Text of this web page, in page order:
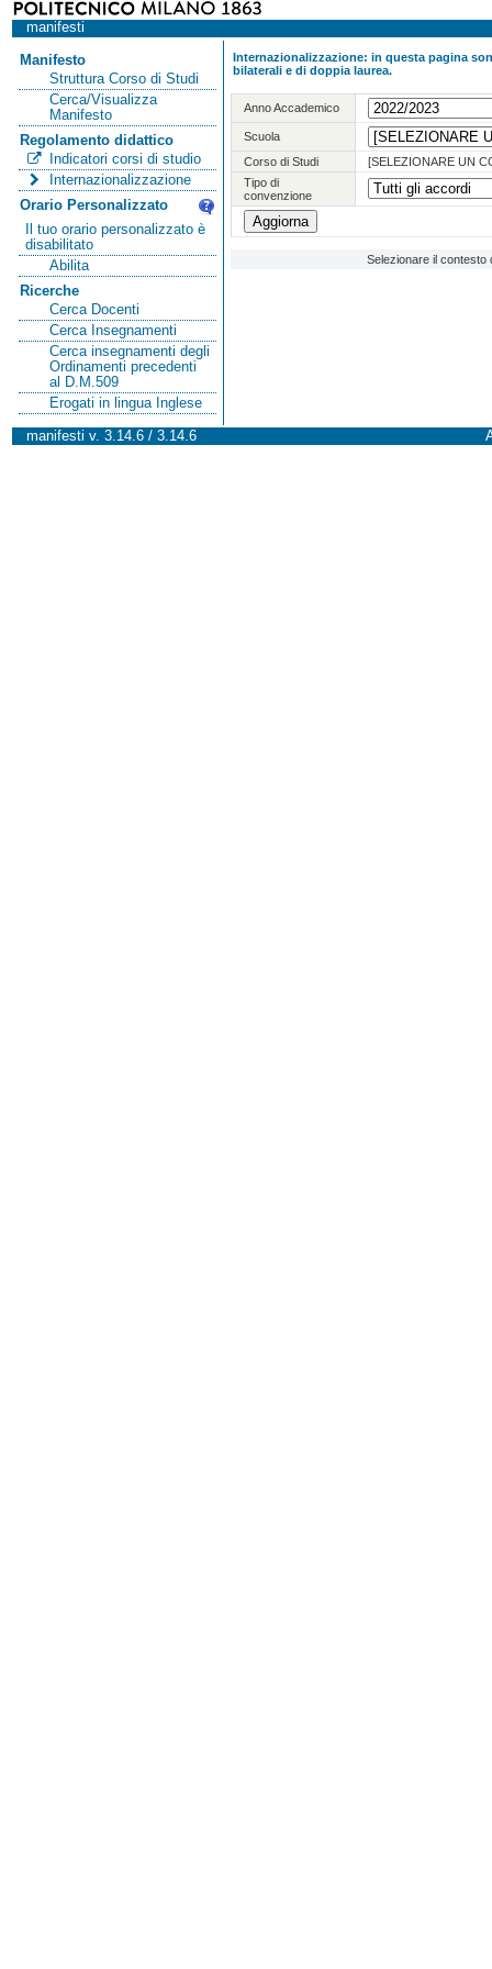
manifesti
Manifesto
Struttura Corso di Studi
Cerca/Visualizza
Manifesto
Regolamento didattico
Indicatori corsi di studio
Internazionalizzazione
Orario Personalizzato
Il tuo orario personalizzato è
disabilitato
Abilita
Ricerche
Cerca Docenti
Cerca Insegnamenti
Cerca insegnamenti degli
Ordinamenti precedenti
al D.M.509
Erogati in lingua Inglese
Internazionalizzazione: in questa pagina
bilaterali e di doppia laurea.
Anno Accademico
Scuola
Corso di Studi
[SELEZIONARE UN
Tipo di
convenzione
Selezionare il
manifesti v. 3.14.6 / 3.14.6